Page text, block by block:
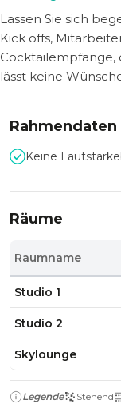
Lassen Sie sich
Kick offs,
Cocktailempfänge,
lässt keine
Rahmendaten
Keine
Räume
Raumname
Studio 1
Studio 2
Skylounge
Legende Stehend